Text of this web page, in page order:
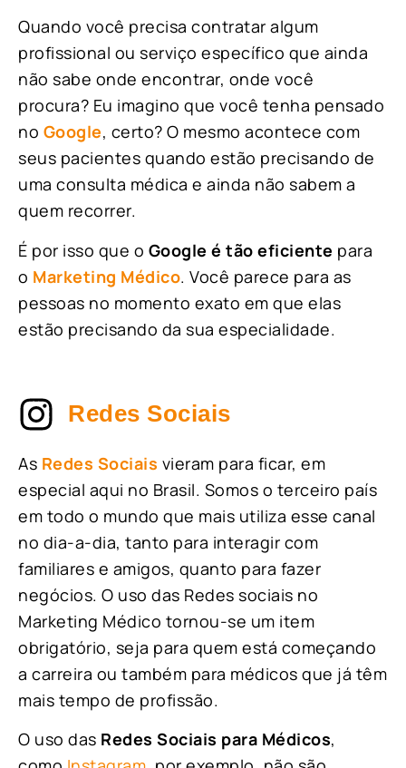
Quando você precisa contratar algum
profissional ou serviço específico que ainda
não sabe onde encontrar, onde você
procura? Eu imagino que você tenha pensado
no Google, certo? O mesmo acontece com
seus pacientes quando estão precisando de
uma consulta médica e ainda não sabem a
quem recorrer.
É por isso que o Google é tão eficiente para
o Marketing Médico. Você parece para as
pessoas no momento exato em que elas
estão precisando da sua especialidade.
Redes Sociais
As Redes Sociais vieram para ficar, em
especial aqui no Brasil. Somos o terceiro país
em todo o mundo que mais utiliza esse canal
no dia-a-dia, tanto para interagir com
familiares e amigos, quanto para fazer
negócios. O uso das Redes sociais no
Marketing Médico tornou-se um item
obrigatório, seja para quem está começando
a carreira ou também para médicos que já têm
mais tempo de profissão.
O uso das Redes Sociais para Médicos,